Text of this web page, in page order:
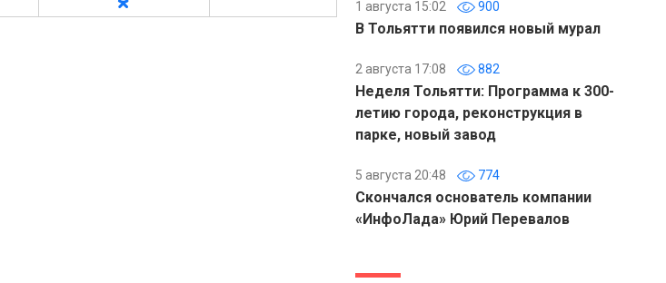
1 августа 15:02 900
В Тольятти появился новый мурал
2 августа 17:08 882
Неделя Тольятти: Программа к 300-
летию города, реконструкция в
парке, новый завод
5 августа 20:48 774
Скончался основатель компании
«ИнфоЛада» Юрий Перевалов